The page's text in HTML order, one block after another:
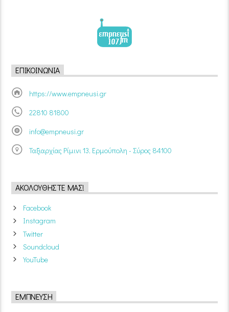
ΕΠΙΚΟΙΝΩΝΊΑ
https://www.empneusi.gr
22810 81800
info@empneusi.gr
Ταξιαρχίας Ρίμινι 13, Ερμούπολη - Σύρος 84100
ΑΚΟΛΟΥΘΉΣΤΕ ΜΑΣ!
Facebook
Instagram
Twitter
Soundcloud
YouTube
ΈΜΠΝΕΥΣΗ